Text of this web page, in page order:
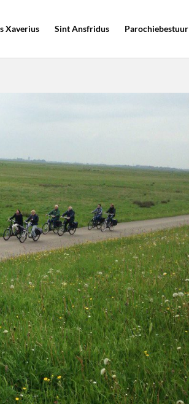
Xaverius Sint Ansfridus Parochiebestuur